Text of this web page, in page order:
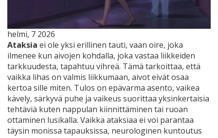
helmi, 7 2026
Ataksia ei ole yksi erillinen tauti, vaan oire, joka
ilmenee kun aivojen kohdalla, joka vastaa liikkeiden
tarkkuudesta, tapahtuu vihreä. Tämä tarkoittaa, että
vaikka lihas on valmis liikkumaan, aivot eivät osaa
kertoa sille miten. Tulos on epävarma asento, vaikea
kävely, särkyvä puhe ja vaikeus suorittaa yksinkertaisia
tehtäviä kuten nappulan kiinnittäminen tai ruoan
ottaminen lusikalla. Vaikka ataksiaa ei voi parantaa
täysin monissa tapauksissa, neurologinen kuntoutus